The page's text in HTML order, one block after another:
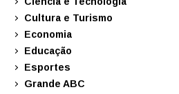
Cultura e Turismo
Economia
Educação
Esportes
Grande ABC